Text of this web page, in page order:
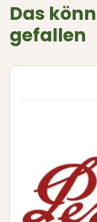
Das
gefallen